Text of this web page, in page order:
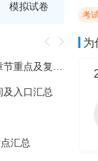
模拟试卷
及入口汇总
汇总
考
为